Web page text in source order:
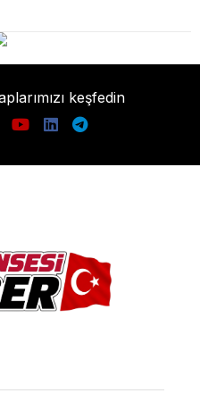
keşfedin